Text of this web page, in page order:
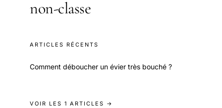
non-classe
ARTICLES RÉCENTS
Comment déboucher un évier très bouché ?
VOIR LES 1 ARTICLES →